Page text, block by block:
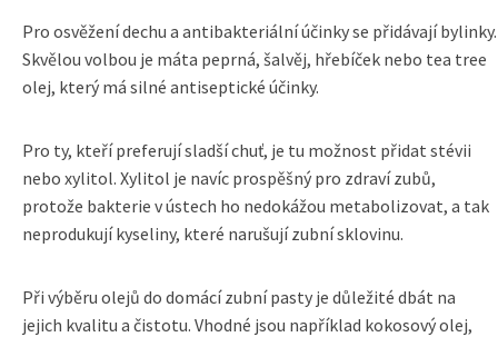
Pro osvěžení dechu a antibakteriální účinky se přidávají bylinky.
Skvělou volbou je máta peprná, šalvěj, hřebíček nebo tea tree
olej, který má silné antiseptické účinky.
Pro ty, kteří preferují sladší chuť, je tu možnost přidat stévii
nebo xylitol. Xylitol je navíc prospěšný pro zdraví zubů,
protože bakterie v ústech ho nedokážou metabolizovat, a tak
neprodukují kyseliny, které narušují zubní sklovinu.
Při výběru olejů do domácí zubní pasty je důležité dbát na
jejich kvalitu a čistotu. Vhodné jsou například kokosový olej,